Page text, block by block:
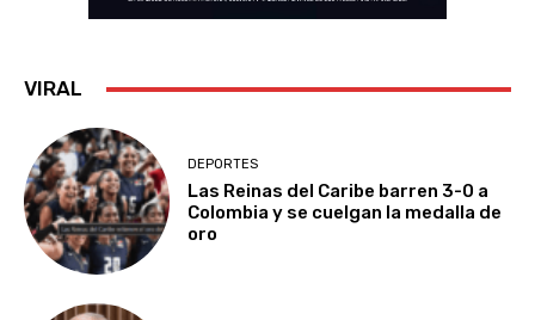
VIRAL
DEPORTES
Las Reinas del Caribe barren 3-0 a
Colombia y se cuelgan la medalla de
oro